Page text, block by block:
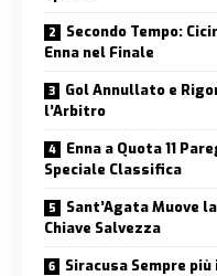
Secondo Tempo:
Enna nel Finale
Gol Annullato e
l’Arbitro
Enna a Quota 11
Speciale Classifica
Sant’Agata Muove
Chiave Salvezza
Siracusa Sempre